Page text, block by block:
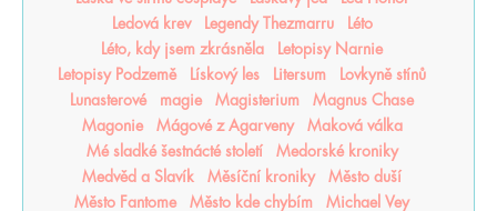
Ledová krev
Legendy Thezmarru
Léto
Léto, kdy jsem zkrásněla
Letopisy Narnie
Letopisy Podzemě
Lískový les Litersum
Lovkyně stínů
Lunasterové
magie Magisterium
Magnus Chase
Magonie
Mágové z Agarveny
Maková válka
Mé sladké šestnácté století
Medorské kroniky
Medvěd a Slavík
Měsíční kroniky
Město duší
Město Fantome
Město kde chybím
Michael Vey